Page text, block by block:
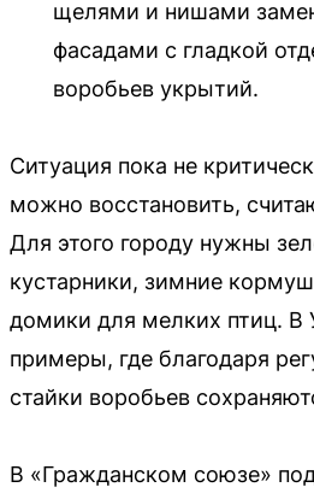
щелями и нишами
фасадами с гладкой
воробьев укрытий.
Ситуация пока не
можно восстановить,
Для этого городу нужны
кустарники, зимние
домики для мелких птиц. В
примеры, где благодаря
стайки воробьев
В «Гражданском союзе»